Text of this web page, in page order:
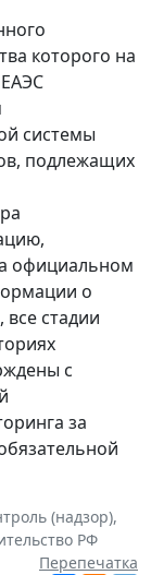
которого на
системы
подлежащих
официальном
о
все стадии
с
за
(надзор),
РФ
Перепечатка